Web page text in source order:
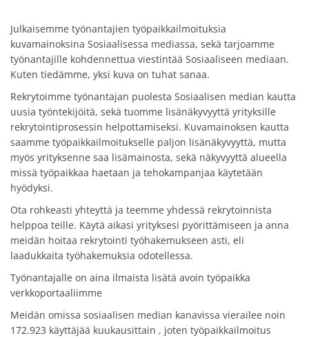
Julkaisemme työnantajien työpaikkailmoituksia
kuvamainoksina Sosiaalisessa mediassa, sekä tarjoamme
työnantajille kohdennettua viestintää Sosiaaliseen mediaan.
Kuten tiedämme, yksi kuva on tuhat sanaa.
Rekrytoimme työnantajan puolesta Sosiaalisen median kautta
uusia työntekijöitä, sekä tuomme lisänäkyvyyttä yrityksille
rekrytointiprosessin helpottamiseksi. Kuvamainoksen kautta
saamme työpaikkailmoitukselle paljon lisänäkyvyyttä, mutta
myös yrityksenne saa lisämainosta, sekä näkyvyyttä alueella
missä työpaikkaa haetaan ja tehokampanjaa käytetään
hyödyksi.
Ota rohkeasti yhteyttä ja teemme yhdessä rekrytoinnista
helppoa teille. Käytä aikasi yrityksesi pyörittämiseen ja anna
meidän hoitaa rekrytointi työhakemukseen asti, eli
laadukkaita työhakemuksia odotellessa.
Työnantajalle on aina ilmaista lisätä avoin työpaikka
verkkoportaaliimme
Meidän omissa sosiaalisen median kanavissa vierailee noin
172.923 käyttäjää kuukausittain , joten työpaikkailmoitus